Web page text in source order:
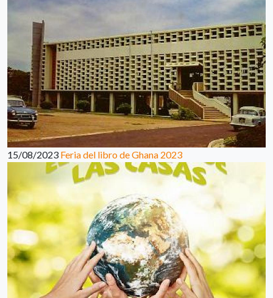
15/08/2023 Feria del libro de Ghana 2023